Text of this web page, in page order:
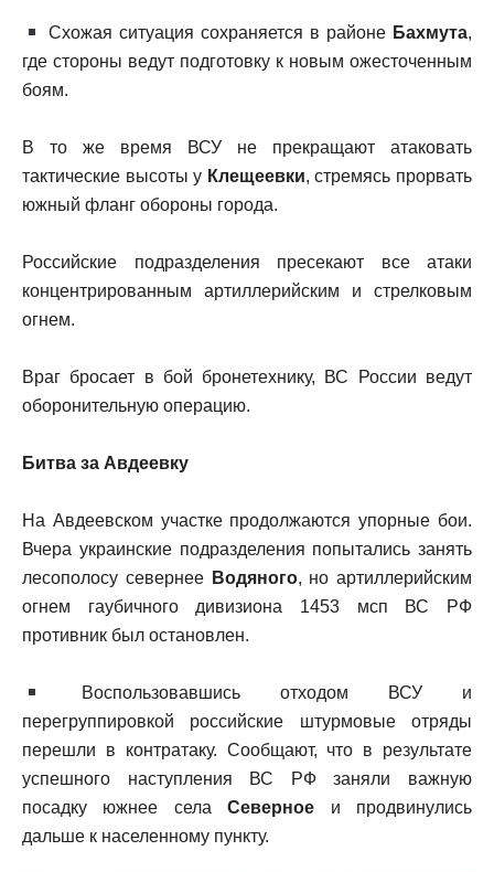
Схожая ситуация сохраняется в районе Бахмута,
где стороны ведут подготовку к новым ожесточенным
боям.
В то же время ВСУ не прекращают атаковать
тактические высоты у Клещеевки, стремясь прорвать
южный фланг обороны города.
Российские подразделения пресекают все атаки
концентрированным артиллерийским и стрелковым
огнем.
Враг бросает в бой бронетехнику, ВС России ведут
оборонительную операцию.
Битва за Авдеевку
На Авдеевском участке продолжаются упорные бои.
Вчера украинские подразделения попытались занять
лесополосу севернее Водяного, но артиллерийским
огнем гаубичного дивизиона 1453 мсп ВС РФ
противник был остановлен.
Воспользовавшись отходом ВСУ и
перегруппировкой российские штурмовые отряды
перешли в контратаку. Сообщают, что в результате
успешного наступления ВС РФ заняли важную
посадку южнее селаСеверное и продвинулись
дальше к населенному пункту.